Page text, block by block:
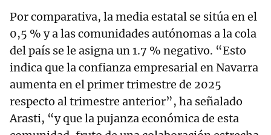
Por comparativa, la media estatal se sitúa en el
0,5 % y a las comunidades autónomas a la cola
del país se le asigna un 1.7 % negativo. “Esto
indica que la confianza empresarial en Navarra
aumenta en el primer trimestre de 2025
respecto al trimestre anterior”, ha señalado
Arasti, “y que la pujanza económica de esta